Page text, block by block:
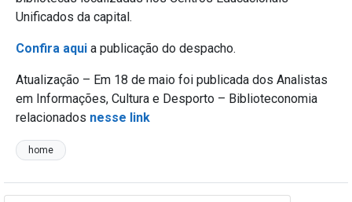
Unificados da capital.
Confira aqui a publicação do despacho.
Atualização – Em 18 de maio foi publicada dos Analistas
em Informações, Cultura e Desporto – Biblioteconomia
relacionados nesse link
home